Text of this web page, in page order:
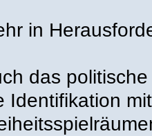
in
das
Identifikation